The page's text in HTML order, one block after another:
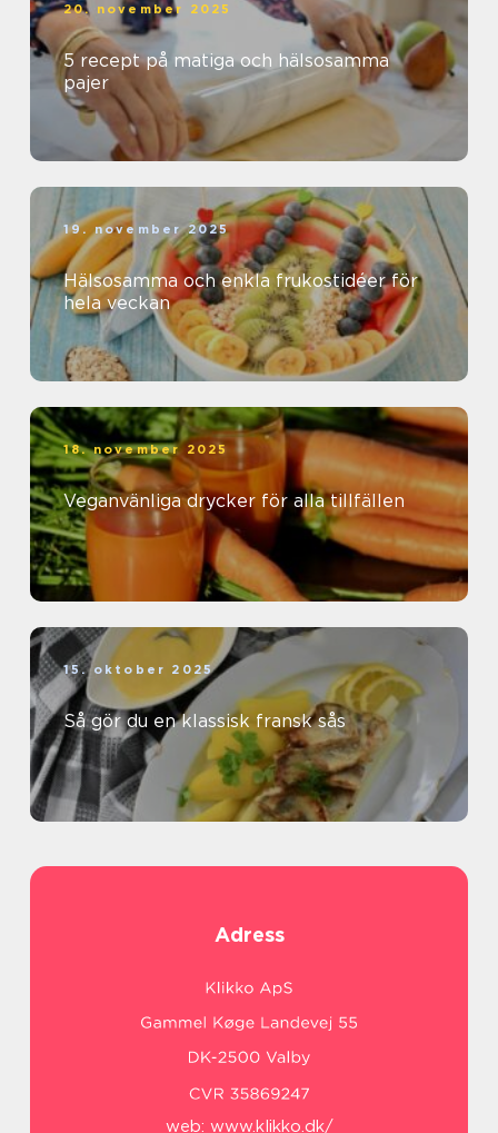
20. november 2025
5 recept på matiga och hälsosamma
pajer
19. november 2025
Hälsosamma och enkla frukostidéer för
hela veckan
18. november 2025
Veganvänliga drycker för alla tillfällen
15. oktober 2025
Så gör du en klassisk fransk sås
Adress
web: www.klikko.dk/